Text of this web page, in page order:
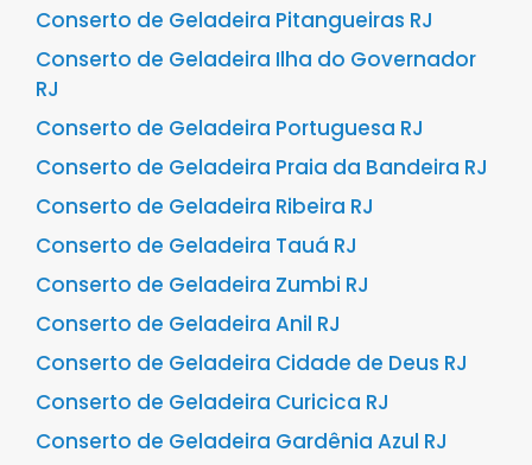
Conserto de Geladeira Pitangueiras RJ
Conserto de Geladeira Ilha do Governador
RJ
Conserto de Geladeira Portuguesa RJ
Conserto de Geladeira Praia da Bandeira RJ
Conserto de Geladeira Ribeira RJ
Conserto de Geladeira Tauá RJ
Conserto de Geladeira Zumbi RJ
Conserto de Geladeira Anil RJ
Conserto de Geladeira Cidade de Deus RJ
Conserto de Geladeira Curicica RJ
Conserto de Geladeira Gardênia Azul RJ